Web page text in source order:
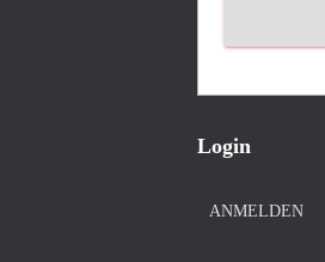
Login
ANMELDEN